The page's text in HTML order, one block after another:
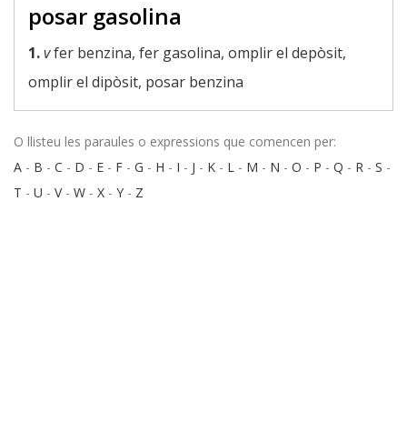
posar gasolina
1.vfer benzina, fer gasolina, omplir el depòsit,
omplir el dipòsit, posar benzina
O llisteu les paraules o expressions que comencen per:
A - B - C - D - E - F - G - H - I - J - K - L - M - N - O - P - Q - R - S -
T - U - V- W - X - Y - Z